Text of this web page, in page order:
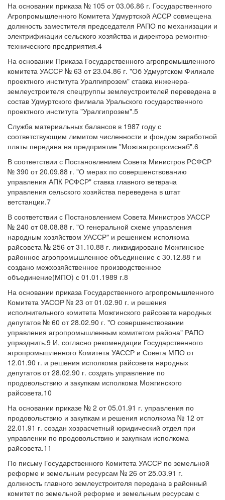
На основании приказа № 105 от 03.06.86 г. Государственного
Агропромышленного Комитета Удмуртской АССР совмещена
должность заместителя председателя РАПО по механизации и
электрификации сельского хозяйства и директора ремонтно-
технического предприятия.4
На основании Приказа Государственного агропромышленного
комитета УАССР № 63 от 23.04.86 г. "Об Удмуртском Филиале
проектного института Уралгипрозем" ставка инженера-
землеустроителя спецгруппы землеустроителей переведена в
состав Удмуртского филиала Уральского государственного
проектного института "Уралгипрозем".5
Служба материальных балансов в 1987 году с
соответствующим лимитом численности и фондом заработной
платы передана на предприятие "Можгаагропромснаб".6
В соответствии с Постановлением Совета Министров РСФСР
№ 390 от 20.09.88 г. "О мерах по совершенствованию
управления АПК РСФСР" ставка главного ветврача
управления сельского хозяйства переведена в штат
ветстанции.7
В соответствии с Постановлением Совета Министров УАССР
№ 240 от 08.08.88 г. "О генеральной схеме управления
народным хозяйством УАССР" и решением исполкома
райсовета № 256 от 31.10.88 г. ликвидировано Можгинское
районное агропромышленное объединение с 30.12.88 г и
создано межхозяйственное производственное
объединение(МПО) с 01.01.1989 г.8
На основании приказа Государственного агропромышленного
Комитета УАСОР № 23 от 01.02.90 г. и решения
исполнительного комитета Можгинского райсовета народных
депутатов № 60 от 28.02.90 г. "О совершенствовании
управления агропромышленным комитетом района" РАПО
упразднить.9 И, согласно рекомендации Государственного
агропромышленного Комитета УАССР и Совета МПО от
12.01.90 г. и решения исполкома райсовета народных
депутатов от 28.02.90 г. создать управление по
продовольствию и закупкам исполкома Можгинского
райсовета.10
На основании приказе № 2 от 05.01.91 г. управления по
продовольствию и закупкам и решения исполкома № 12 от
22.01.91 г. создан хозрасчетный юридический отдел при
управлении по продовольствию и закупкам исполкома
райсовета.11
По письму Государственного Комитета УАССР по земельной
реформе и земельным ресурсам № 26 от 25.03.91 г.
должность главного землеустроителя передана в районный
комитет по земельной реформе и земельным ресурсам с